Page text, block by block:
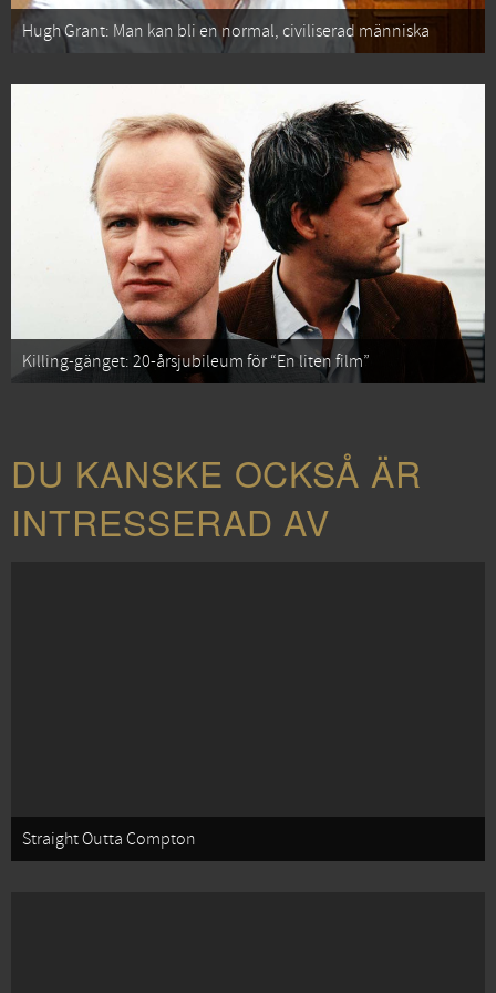
Hugh Grant: Man kan bli en normal, civiliserad människa
Killing-gänget: 20-årsjubileum för “En liten film”
DU KANSKE OCKSÅ ÄR
INTRESSERAD AV
Straight Outta Compton